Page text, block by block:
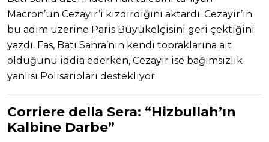
Macron’un Cezayir’i kızdırdığını aktardı. Cezayir’in
bu adım üzerine Paris Büyükelçisini geri çektiğini
yazdı. Fas, Batı Sahra’nın kendi topraklarına ait
olduğunu iddia ederken, Cezayir ise bağımsızlık
yanlısı Polisarioları destekliyor.
Corriere della Sera: “Hizbullah’ın
Kalbine Darbe”